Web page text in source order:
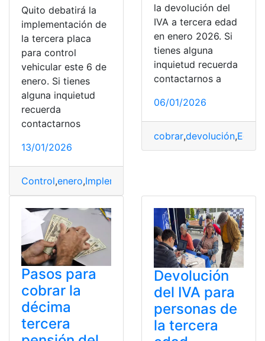
Quito debatirá la
implementación de
la tercera placa
para control
vehicular este 6 de
enero. Si tienes
alguna inquietud
recuerda
contactarnos
13/01/2026
Control,enero,Implementación
la devolución del
IVA a tercera edad
en enero 2026. Si
tienes alguna
inquietud recuerda
contactarnos a
06/01/2026
cobrar,devolución,Edad
Pasos para
cobrar la
décima
tercera
Devolución
del IVA para
personas de
la tercera